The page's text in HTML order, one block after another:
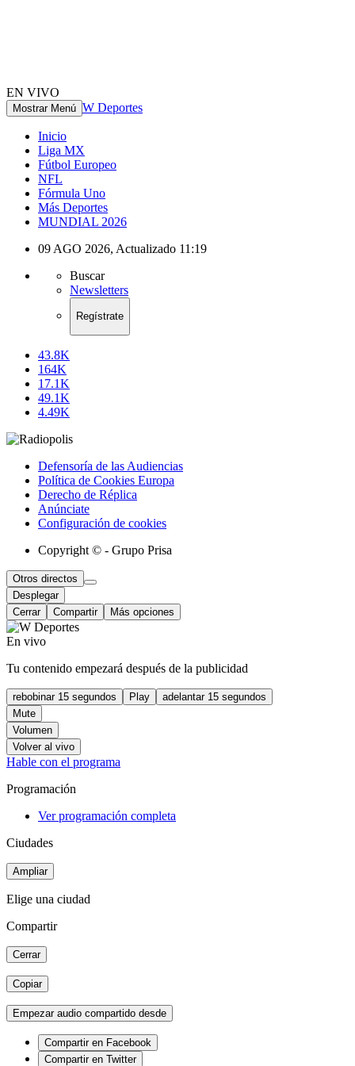
EN VIVO
Mostrar Menú W Deportes
Inicio
Liga MX
Fútbol Europeo
NFL
Fórmula Uno
Más Deportes
MUNDIAL 2026
09 AGO 2026, Actualizado 11:19
Buscar
Newsletters
Regístrate
43.8K
164K
17.1K
49.1K
4.49K
Defensoría de las Audiencias
Política de Cookies Europa
Derecho de Réplica
Anúnciate
Configuración de cookies
Copyright © - Grupo Prisa
Otros directos
Desplegar
Cerrar
Compartir Más opciones
En vivo
Tu contenido empezará después de la publicidad
rebobinar 15 segundos Play
adelantar 15 segundos
Mute
Volumen
Volver al vivo
Hable con el programa
Programación
Ver programación completa
Ciudades
Ampliar
Elige una ciudad
Compartir
Cerrar
Copiar
Empezar audio compartido desde
Compartir en Facebook
Compartir en Twitter